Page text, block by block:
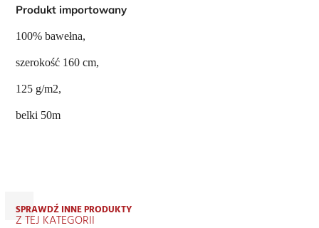
Produkt importowany
100% bawełna,
szerokość 160 cm,
125 g/m2,
belki 50m
SPRAWDŹ INNE PRODUKTY
Z TEJ KATEGORII